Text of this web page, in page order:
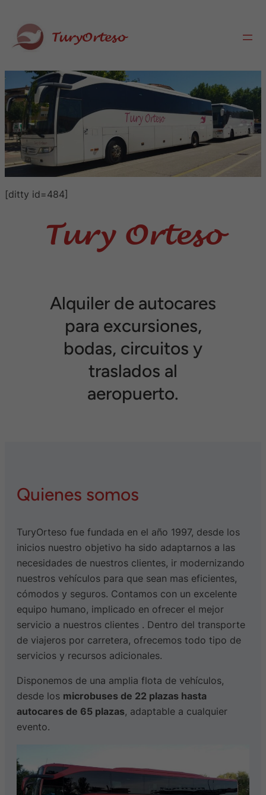
contenido
TuryOrteso
[ditty id=484]
Tury Orteso
Alquiler de autocares
para excursiones,
bodas, circuitos y
traslados al
aeropuerto.
Quienes somos
TuryOrteso fue fundada en el año 1997, desde los
inicios nuestro objetivo ha sido adaptarnos a las
necesidades de nuestros clientes, ir modernizando
nuestros vehículos para que sean mas eficientes,
cómodos y seguros. Contamos con un excelente
equipo humano, implicado en ofrecer el mejor
servicio a nuestros clientes . Dentro del transporte
de viajeros por carretera, ofrecemos todo tipo de
servicios y recursos adicionales.
Disponemos de una amplia flota de vehículos,
desde los microbuses de 22 plazas hasta
autocares de 65 plazas, adaptable a cualquier
evento.